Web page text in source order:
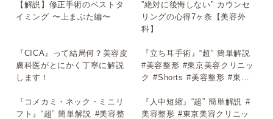
▶
【解説】修正手術のベストタ
イミング 〜上まぶた編〜
▶
”絶対に後悔しない” カウンセ
リングの心得7ヶ条【美容外
科】
▶
『CICA』って結局何？美容皮
膚科医がとにかく丁寧に解説
します！
▶
『立ち耳手術』“超” 簡単解説
#美容整形 #東京美容クリニッ
ク #Shorts #美容整形 #東京
▶
『コメカミ・ネック・ミニリ
フト』“超” 簡単解説 #美容整
▶
『人中短縮』“超” 簡単解説 #
美容整形 #東京美容クリニッ